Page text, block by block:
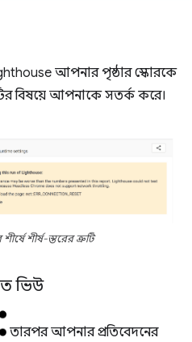
আপনার পৃষ্ঠার স্কোরকে
বিষয়ে আপনাকে সতর্ক করে।
শীর্ষ-স্তরের ত্রুটি
ভিউ
তারপর আপনার প্রতিবেদনের